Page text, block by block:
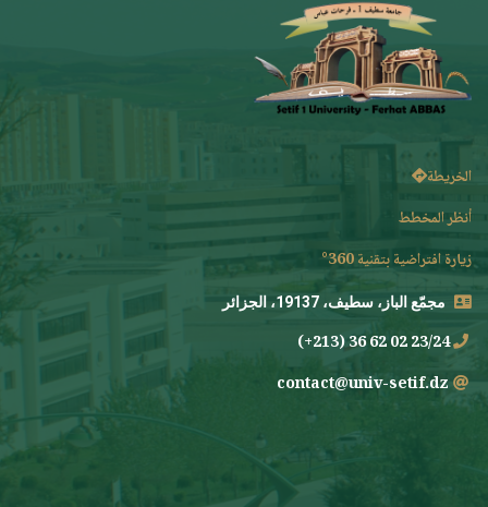
الخريطة
أنظر المخطط
زيارة افتراضية بتقنية 360°
مجمّع الباز، سطيف، 19137، الجزائر
23/24 02 62 36 (213+)
contact@univ-setif.dz